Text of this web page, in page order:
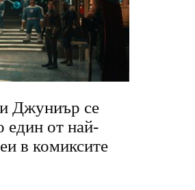
Джуниър се
един от най-
в комиксите